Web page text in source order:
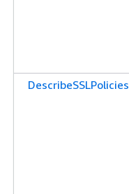
DescribeSSLPolicies